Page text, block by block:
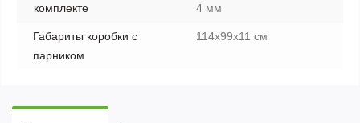
комплекте
4 мм
Габариты коробки с
парником
114x99x11 см